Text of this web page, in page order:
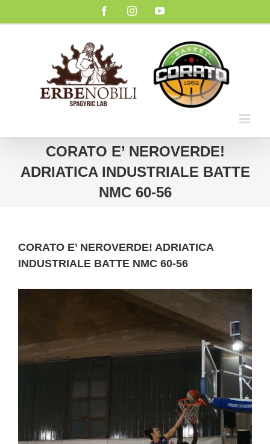
FacebookInstagramYouTube
CORATO E’ NEROVERDE!
ADRIATICA INDUSTRIALE BATTE
NMC 60-56
CORATO E’ NEROVERDE! ADRIATICA
INDUSTRIALE BATTE NMC 60-56